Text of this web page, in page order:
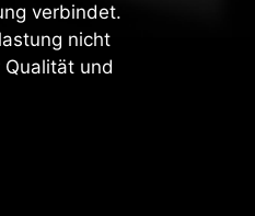
verbindet.
nicht
und